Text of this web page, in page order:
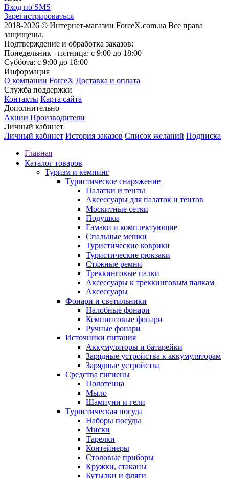
Вход по SMS
Зарегистрироваться
2018-2026 © Интернет-магазин ForceX.com.ua Все права
защищены.
Подтверждение и обработка заказов:
Понедельник - пятница: с 9:00 до 18:00
Суббота: с 9:00 до 18:00
Информация
О компании ForceX Доставка и оплата
Служба поддержки
Контакты Карта сайта
Дополнительно
Акции Производители
Личный кабинет
Личный кабинет История заказов Список желаний Подписка
Главная
Каталог товаров
Туризм и кемпинг
Туристическое снаряжение
Палатки и тенты
Аксессуары для палаток и тентов
Москитные сетки
Подушки
Гамаки и комплектующие
Спальные мешки
Туристические коврики
Туристические рюкзаки
Стяжные ремни
Треккинговые палки
Аксессуары к треккинговым палкам
Аксессуары
Фонари и светильники
Налобные фонари
Кемпинговые фонари
Ручные фонари
Источники питания
Аккумуляторы и батарейки
Зарядные устройства к аккумуляторам
Зарядные устройства
Средства гигиены
Полотенца
Мыло
Шампуни и гели
Туристическая посуда
Наборы посуды
Миски
Тарелки
Контейнеры
Столовые приборы
Кружки, стаканы
Бутылки и фляги